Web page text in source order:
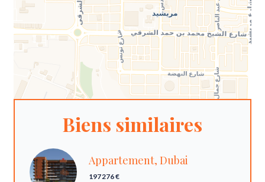
Biens similaires
Appartement, Dubai
197 276 €